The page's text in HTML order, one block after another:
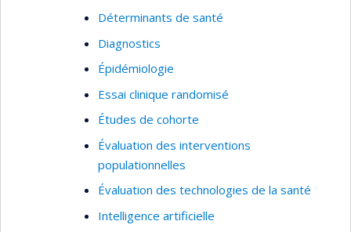
Déterminants de santé
Diagnostics
Épidémiologie
Essai clinique randomisé
Études de cohorte
Évaluation des interventions
populationnelles
Évaluation des technologies de la santé
Intelligence artificielle